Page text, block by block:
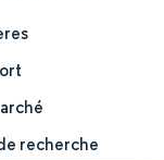
marché
perspectives
recherche